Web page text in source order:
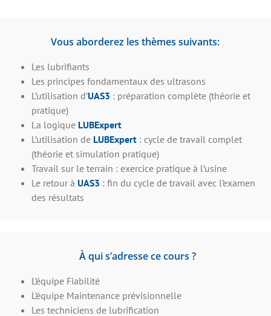
Vous aborderez les thèmes suivants:
Les lubrifiants
Les principes fondamentaux des ultrasons
L’utilisation d’UAS3 : préparation complète (théorie et
pratique)
La logique LUBExpert
L’utilisation de LUBExpert: cycle de travail complet
(théorie et simulation pratique)
Travail sur le terrain : exercice pratique à l’usine
Le retour à UAS3 : fin du cycle de travail avec l’examen
des résultats
À qui s’adresse ce cours ?
L’équipe Fiabilité
L’équipe Maintenance prévisionnelle
Les techniciens de lubrification